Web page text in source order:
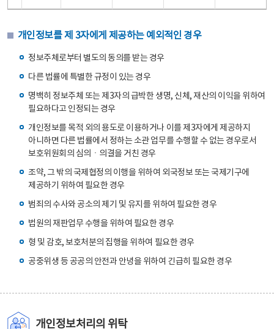
개인정보를 제 3자에게 제공하는 예외적인 경우
정보주체로부터 별도의 동의를 받는 경우
다른 법률에 특별한 규정이 있는 경우
명백히 정보주체 또는 제3자의 급박한 생명, 신체, 재산의 이익을 위하여
필요하다고 인정되는 경우
개인정보를 목적 외의 용도로 이용하거나 이를 제3자에게 제공하지
아니하면 다른 법률에서 정하는 소관 업무를 수행할 수 없는 경우로서
보호위원회의 심의ㆍ의결을 거친 경우
조약, 그 밖의 국제협정의 이행을 위하여 외국정보 또는 국제기구에
제공하기 위하여 필요한 경우
범죄의 수사와 공소의 제기 및 유지를 위하여 필요한 경우
법원의 재판업무 수행을 위하여 필요한 경우
형 및 감호, 보호처분의 집행을 위하여 필요한 경우
공중위생 등 공공의 안전과 안녕을 위하여 긴급히 필요한 경우
개인정보처리의 위탁